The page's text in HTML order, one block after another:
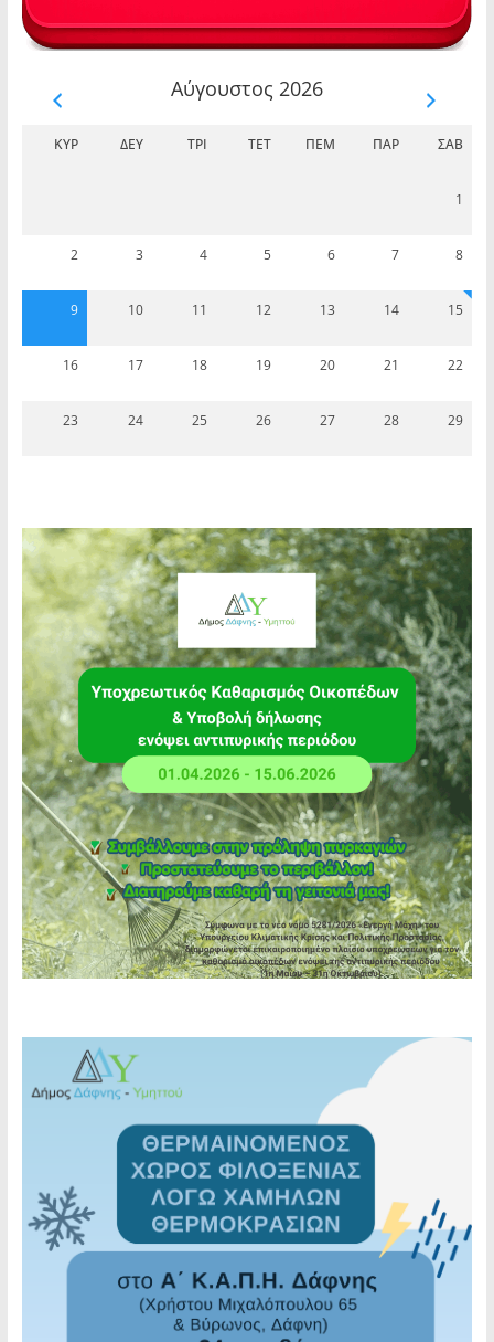
Αύγουστος 2026
ΚΥΡ ΔΕΥ ΤΡΊ ΤΕΤ ΠΈΜ ΠΑΡ ΣΆΒ
1
2 3 4 5 6 7 8
9 10 11 12 13 14 15
16 17 18 19 20 21 22
23 24 25 26 27 28 29